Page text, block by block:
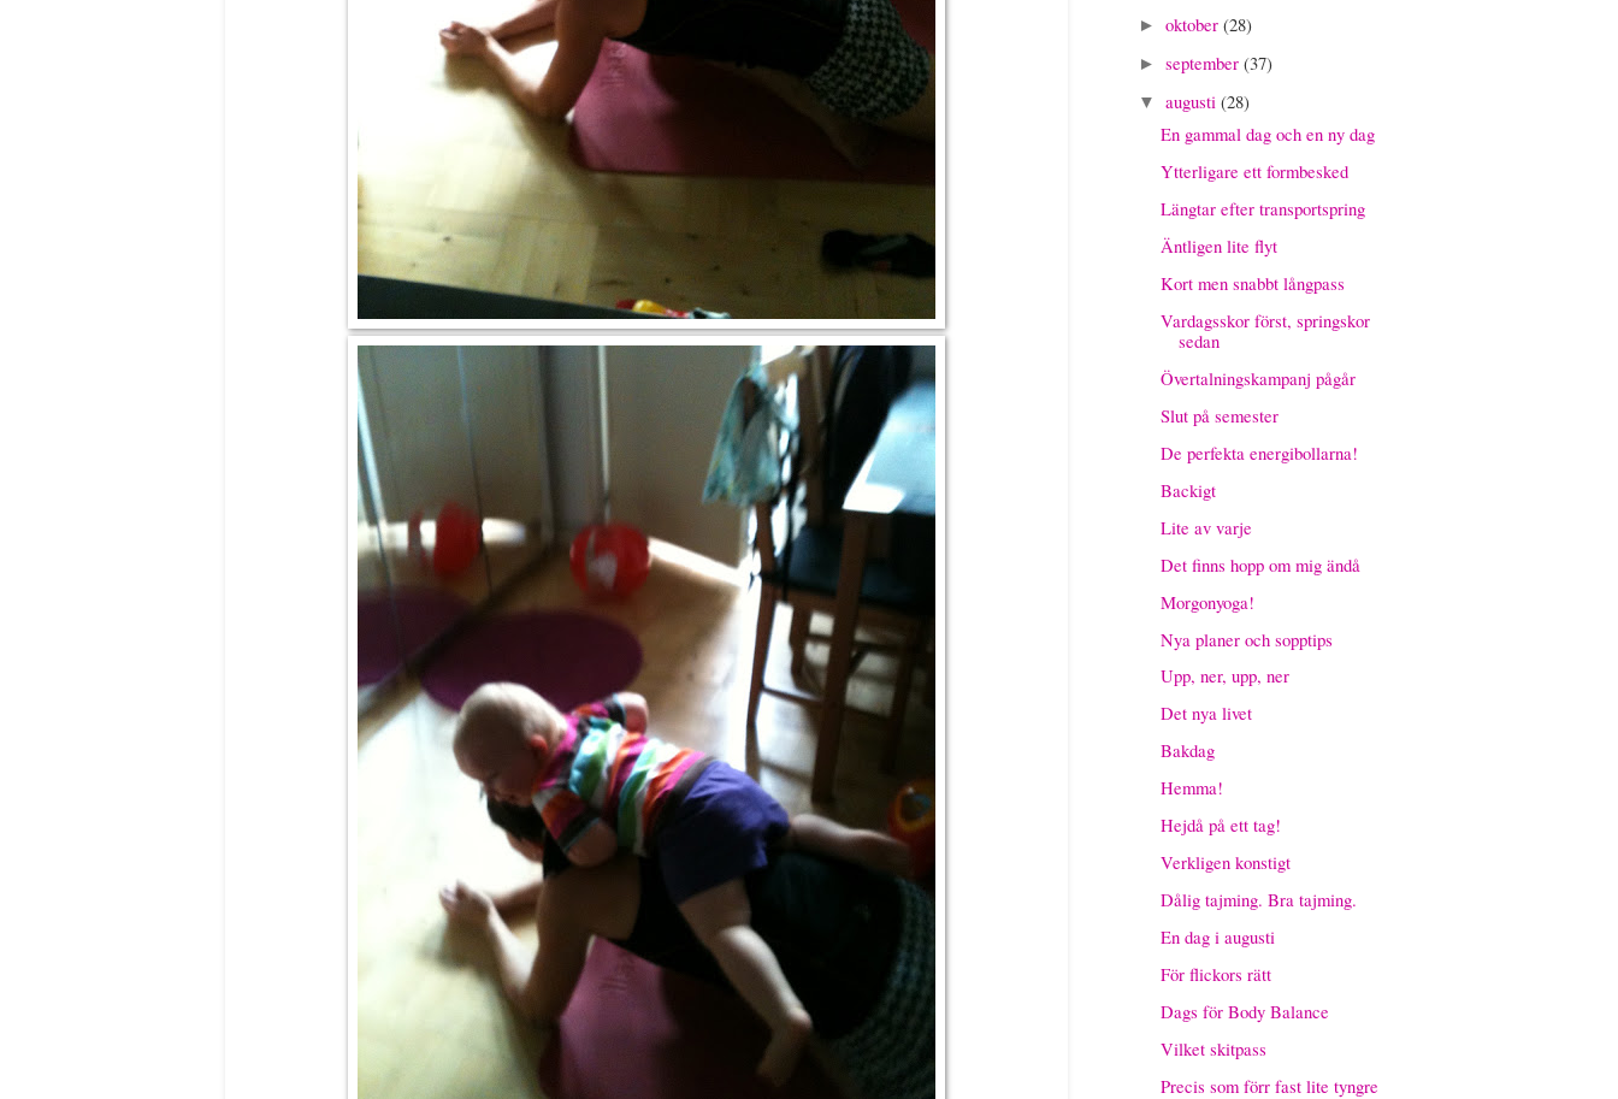
► oktober (28)
► september (37)
▼ augusti (28)
En gammal dag och en ny dag
Ytterligare ett formbesked
Längtar efter transportspring
Äntligen lite flyt
Kort men snabbt långpass
Vardagsskor först, springskor
sedan
Övertalningskampanj pågår
Slut på semester
De perfekta energibollarna!
Backigt
Lite av varje
Det finns hopp om mig ändå
Morgonyoga!
Nya planer och sopptips
Upp, ner, upp, ner
Det nya livet
Bakdag
Hemma!
Hejdå på ett tag!
Verkligen konstigt
Dålig tajming. Bra tajming.
En dag i augusti
För flickors rätt
Dags för Body Balance
Vilket skitpass
Precis som förr fast lite tyngre